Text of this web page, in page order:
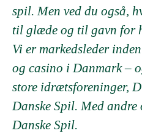
spil. Men ved du også,
til glæde og til gavn for
Vi er markedsleder
og casino i Danmark –
store idrætsforeninger,
Danske Spil. Med andre
Danske Spil.